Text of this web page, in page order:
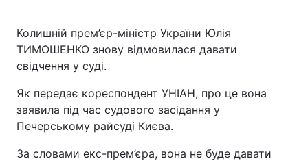
Головна Війна
Україна Політика
Економіка Світ
Наука
Техно і зв'язок Лайт
Колишній прем’єр-міністр України Юлія
ТИМОШЕНКО знову відмовилася давати
свідчення у суді.
Як передає кореспондент УНІАН, про це вона
заявила під час судового засідання у
Печерському райсуді Києва.
За словами екс-прем’єра, вона не буде давати